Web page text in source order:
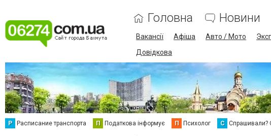
Головна Новини
Вакансії Афіша Авто / Мото
Довідкова
Р Расписание транспорта П Податкова інформує П Психолог С Спрашивали?